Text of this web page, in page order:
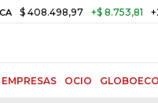
+$ 8.753,81 +2,19%
EMPRESAS OCIO